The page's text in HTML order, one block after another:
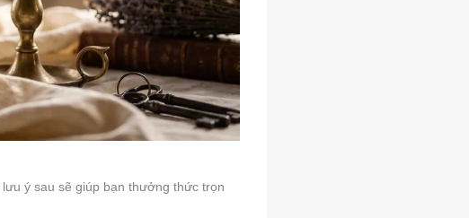
ý sau sẽ giúp bạn thưởng thức trọn